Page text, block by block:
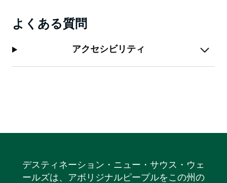
海岸で必ず訪れるべき宝石です。ゆったりとした魅力
と、オーストラリアのサーフィンの伝統との深い繋がり
を持つ自然の驚異です。
よくある質問
アクセシビリティ
デスティネーション・ニュー・サウス・ウェ
ールズは、アボリジナルピープルをこの州の